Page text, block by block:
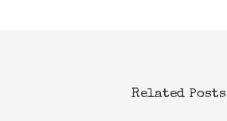
Related Posts